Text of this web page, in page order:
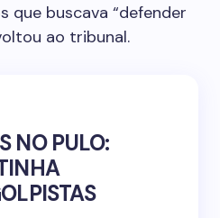
que buscava “defender
ao tribunal.
NO PULO: